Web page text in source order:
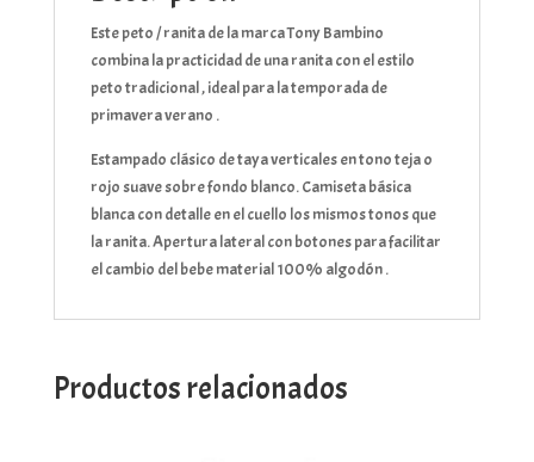
Este peto / ranita de la marca Tony Bambino
combina la practicidad de una ranita con el estilo
peto tradicional , ideal para la temporada de
primavera verano .
Estampado clásico de taya verticales en tono teja o
rojo suave sobre fondo blanco. Camiseta básica
blanca con detalle en el cuello los mismos tonos que
la ranita. Apertura lateral con botones para facilitar
el cambio del bebe material 100% algodón .
Productos relacionados